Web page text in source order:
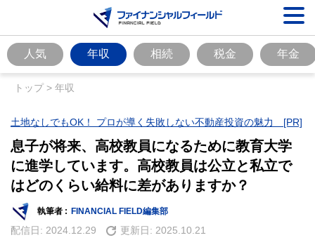
人気 年収 相続 税金 年金
トップ> 年収
土地なしでもOK！ プロが導く失敗しない不動産投資の魅力 [PR]
息子が将来、高校教員になるために教育大学
に進学しています。高校教員は公立と私立で
はどのくらい給料に差がありますか？
執筆者 : FINANCIAL FIELD編集部
配信日: 2024.12.29 更新日: 2025.10.21